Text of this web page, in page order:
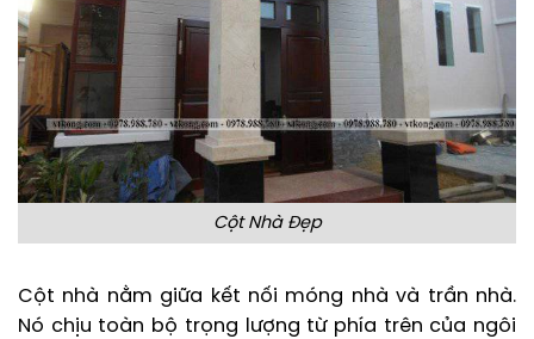
Cột Nhà Đẹp
Cột nhà nằm giữa kết nối móng nhà và trần nhà.
Nó chịu toàn bộ trọng lượng từ phía trên của ngôi